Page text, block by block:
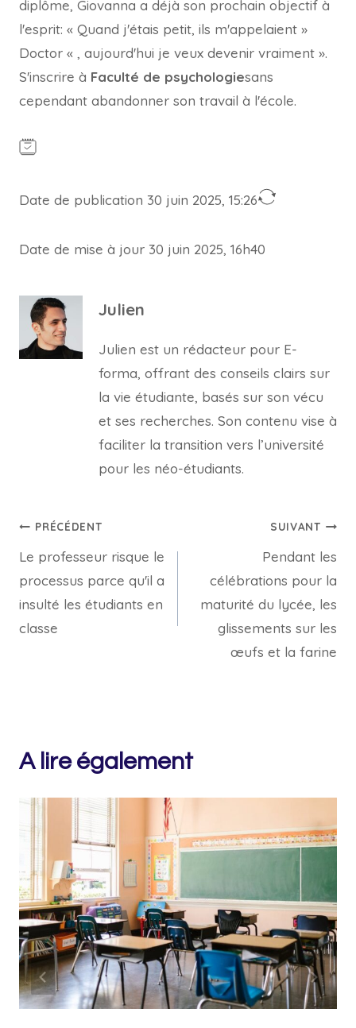
diplôme, Giovanna a déjà son prochain objectif à
l'esprit: « Quand j'étais petit, ils m'appelaient »
Doctor « , aujourd'hui je veux devenir vraiment ».
S'inscrire à Faculté de psychologiesans
cependant abandonner son travail à l'école.
Date de publication 30 juin 2025, 15:26
Date de mise à jour 30 juin 2025, 16h40
Julien
Julien est un rédacteur pour E-
forma, offrant des conseils clairs sur
la vie étudiante, basés sur son vécu
et ses recherches. Son contenu vise à
faciliter la transition vers l’université
pour les néo-étudiants.
Navigation
de
l’article
PRÉCÉDENT
Le professeur risque le
processus parce qu'il a
insulté les étudiants en
classe
SUIVANT
Pendant les
célébrations pour la
maturité du lycée, les
glissements sur les
œufs et la farine
A lire également